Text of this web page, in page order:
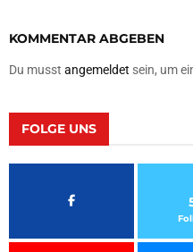
KOMMENTAR ABGEBEN
Du musst angemeldet sein, um
FOLGE UNS